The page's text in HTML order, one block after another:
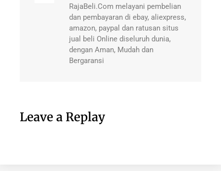
RajaBeli.Com melayani pembelian
dan pembayaran di ebay, aliexpress,
amazon, paypal dan ratusan situs
jual beli Online diseluruh dunia,
dengan Aman, Mudah dan
Bergaransi
Leave a Replay